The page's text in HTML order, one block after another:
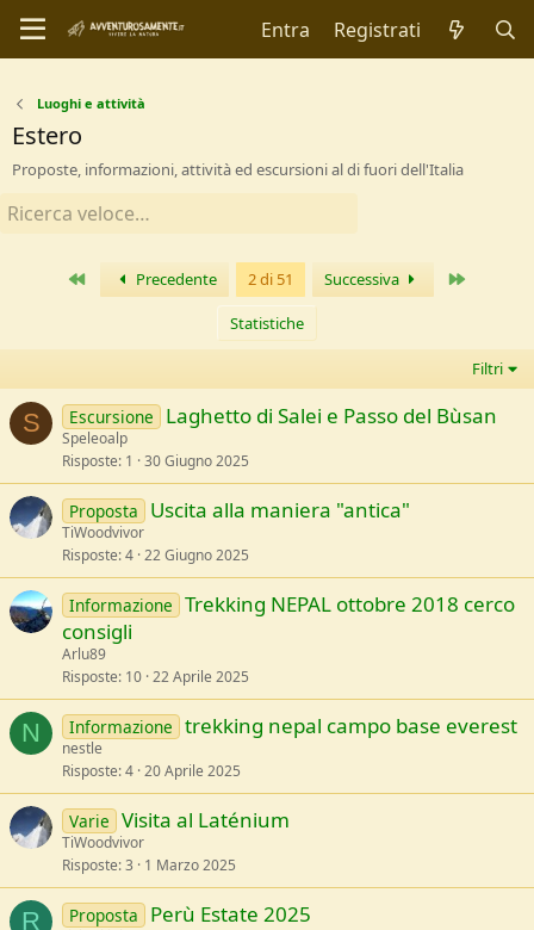
Entra Registrati
Luoghi e attività
Estero
Proposte, informazioni, attività ed escursioni al di fuori dell'Italia
Primo Precedente 2 di 51 Successiva
Statistiche
Filtri
S Escursione Laghetto di Salei e Passo del Bùsan
Speleoalp
Risposte 1 30 Giugno 2025
Proposta Uscita alla maniera "antica"
TiWoodvivor
Risposte 4 22 Giugno 2025
Informazione Trekking NEPAL ottobre 2018 cerco
consigli
Arlu89
Risposte 10 22 Aprile 2025
N Informazione trekking nepal campo base everest
nestle
Risposte 4 20 Aprile 2025
Varie Visita al Laténium
TiWoodvivor
Risposte 3 1 Marzo 2025
R Proposta Perù Estate 2025